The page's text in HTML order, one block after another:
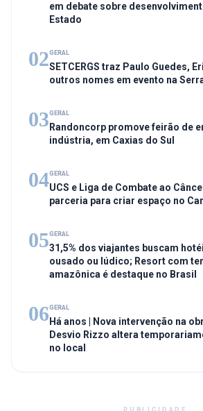
em debate sobre
Estado
02GERAL
SETCERGS traz Paulo Guedes,
outros nomes em evento na
03GERAL
Randoncorp promove feirão de
indústria, em Caxias do Sul
04GERAL
UCS e Liga de Combate ao
parceria para criar espaço no
05GERAL
31,5% dos viajantes buscam
ousado ou lúdico; Resort com
amazônica é destaque no Brasil
06GERAL
Há anos | Nova intervenção na
Desvio Rizzo altera
no local